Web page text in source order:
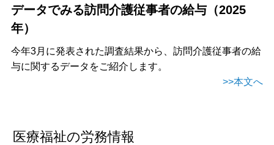
データでみる訪問介護従事者の給与（2025
年）
今年3月に発表された調査結果から、訪問介護従事者の給
与に関するデータをご紹介します。
>>本文へ
医療福祉の労務情報